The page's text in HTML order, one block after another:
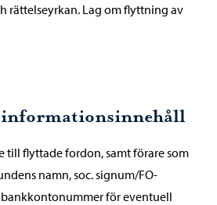
rättelseyrkan. Lag om flyttning av
informationsinnehåll
till flyttade fordon, samt förare som
namn, soc. signum/FO-
bankkontonummer för eventuell